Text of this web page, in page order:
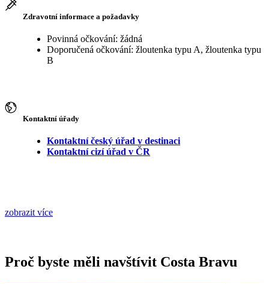
Zdravotní informace a požadavky
Povinná očkování: žádná
Doporučená očkování: žloutenka typu A, žloutenka typu
B
Kontaktní úřady
Kontaktní český úřad v destinaci
Kontaktní cizí úřad v ČR
zobrazit více
Proč byste měli navštívit Costa Bravu